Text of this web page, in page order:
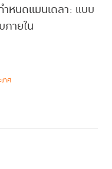
หนดแมนเดลา: แบบ
ภายใน
ทศ